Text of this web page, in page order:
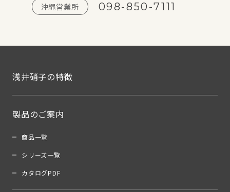
沖縄営業所 098-850-7111
浅井硝子の特徴
製品のご案内
商品一覧
シリーズ一覧
カタログPDF